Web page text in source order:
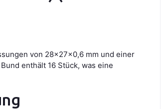
von 28x27x0,6 mm und einer
enthält 16 Stück, was eine